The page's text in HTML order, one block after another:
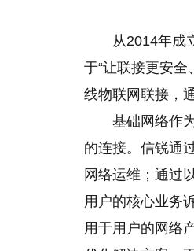
从2014年成
于“让联接更安
线物联网联接，
基础网络作
的连接。信锐通
网络运维；通过
用户的核心业务
用于用户的网络